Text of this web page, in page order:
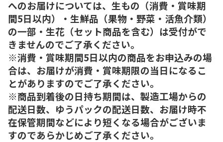
へのお届けについては、生もの（消費・賞味期
間5日以内）・生鮮品（果物・野菜・活魚介類）
の一部・生花（セット商品を含む）は受付がで
きませんのでご了承ください。
※消費・賞味期間5日以内の商品をお申込みの場
合は、お届けが消費・賞味期限の当日になるこ
とがありますのでご了承ください。
※商品到着後の日持ち期間は、製造工場からの
配送日数、ゆうパックの配送日数、お届け時不
在保管期間などにより短くなる場合がございま
すのであらかじめご了承ください。